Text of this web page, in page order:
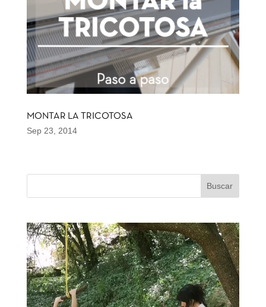
MONTAR LA TRICOTOSA
Sep 23, 2014
Buscar